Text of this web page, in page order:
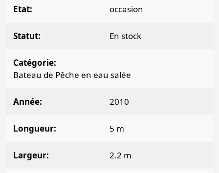
Etat occasion
Statut En stock
Catégorie
Bateau de Pêche en eau salée
Année 2010
Longueur 5 m
Largeur 2.2 m